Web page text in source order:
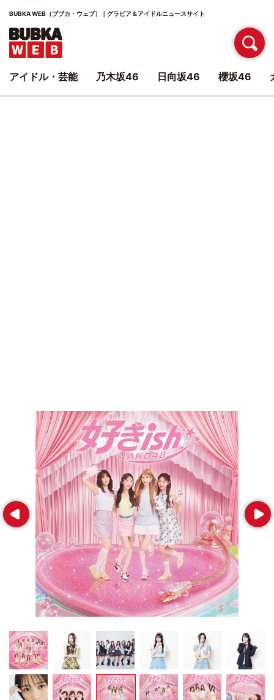
BUBKA WEB（ブブカ・ウェブ）｜グラビア＆アイドルニュースサイト
Prev Next
アイドル・芸能 乃木坂46 日向坂46 櫻坂46